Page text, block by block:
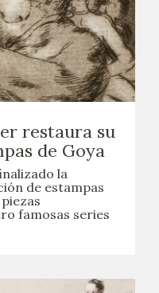
restaura su
de Goya
la
de estampas
famosas series